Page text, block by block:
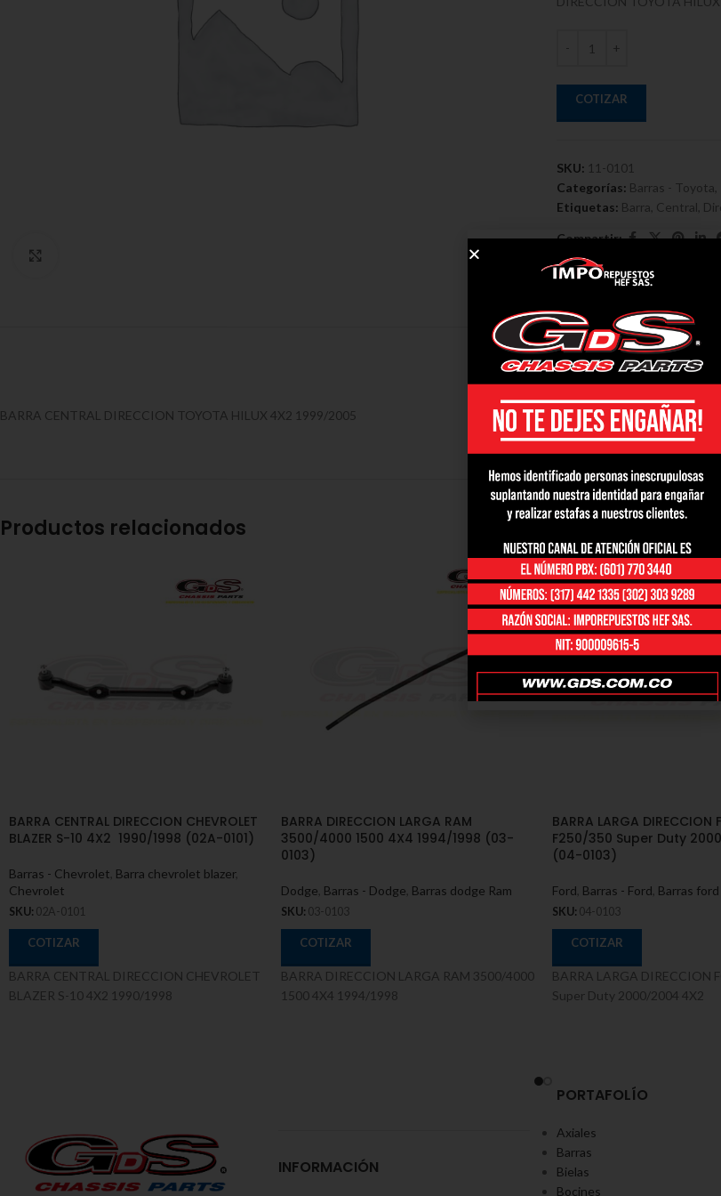
COTIZAR
SKU: 11-0101
Categorías: Barras - Toyota
Etiquetas: Barra Central
Compartir:
DESCRIPCIÓN
BARRA CENTRAL DIRECCION TOYOTA HILUX 4X2 1999/2005
Productos relacionados
BARRA CENTRAL DIRECCION CHEVROLET
BLAZER S-10 4X2 1990/1998 (02A-0101)
Barras - Chevrolet, Barra chevrolet blazer,
Chevrolet
SKU: 02A-0101
COTIZAR
BARRA CENTRAL DIRECCION CHEVROLET
BLAZER S-10 4X2 1990/1998
BARRA DIRECCION LARGA RAM
3500/4000 1500 4X4 1994/1998 (03-
0103)
Dodge, Barras - Dodge, Barras dodge Ram
SKU: 03-0103
COTIZAR
BARRA DIRECCION LARGA RAM 3500/4000
1500 4X4 1994/1998
BARRA LARGA DIRECCION
F250/350 Super Duty
(04-0103)
Ford, Barras - Ford, Barras
SKU: 04-0103
COTIZAR
BARRA LARGA DIRECCION
Super Duty 2000/2004 4X2
INFORMACIÓN
PORTAFOLÍO
Axiales
Barras
Bielas
Bocines